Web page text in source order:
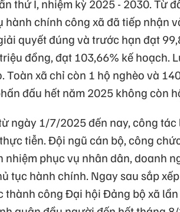
thứ I, nhiệm kỳ 2025 - 2030. Từ
hành chính công xã đã tiếp nhận
quyết đúng và trước hạn đạt
đồng, đạt 103,66% kế hoạch.
Toàn xã chỉ còn 1 hộ nghèo và
đấu hết năm 2025 không còn
ngày 1/7/2025 đến nay, công
tiễn. Đội ngũ cán bộ, công
nhiệm phục vụ nhân dân, doanh
tục hành chính. Ngay sau sắp
thành công Đại hội Đảng bộ xã